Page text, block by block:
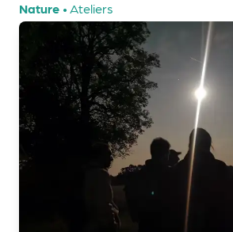
Nature • Ateliers
e
cl
u
b
d
e